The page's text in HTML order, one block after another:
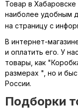
Товар в
наиболее удобным
на страницу с
В интернет-
и оплатить его. У
товары, как
размерах ", но и
России.
Подборки